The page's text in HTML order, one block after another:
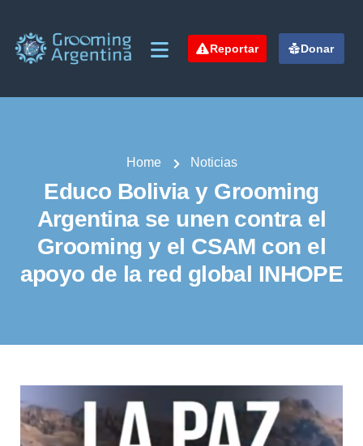
Reportar Donar
Home Noticias
Educo Bolivia y Grooming
Argentina se unen contra el
Grooming y el CSAM con el
apoyo de la red global INHOPE